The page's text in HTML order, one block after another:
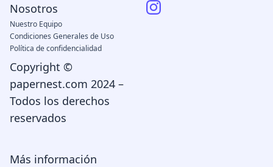
Más información
Nosotros
Nuestro Equipo
Condiciones Generales de Uso
Política de confidencialidad
Copyright ©
papernest.com 2024 –
Todos los derechos
reservados